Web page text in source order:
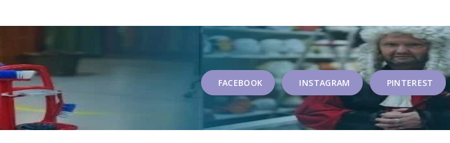
FACEBOOK INSTAGRAM PINTEREST